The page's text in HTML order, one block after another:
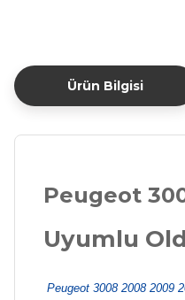
Ürün Bilgisi
Peugeot
Uyumlu
Peugeot 3008 2008 2009